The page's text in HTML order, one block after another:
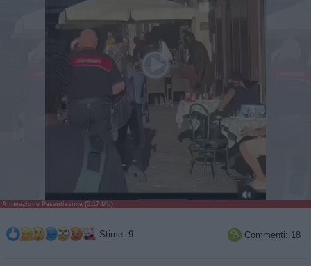
Animazione Pesantissima (5.17 Mb)
Stime: 9  Commenti: 18